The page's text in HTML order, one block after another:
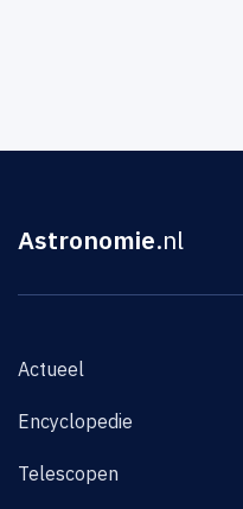
Astronomie.nl
Actueel
Encyclopedie
Telescopen